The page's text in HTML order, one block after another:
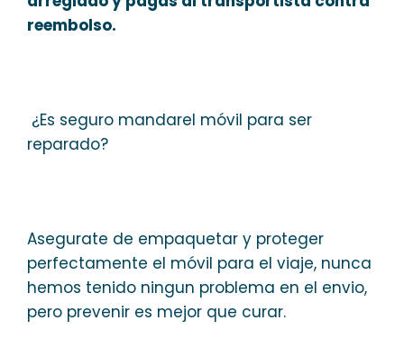
reembolso.
¿Es seguro mandarel móvil para ser
reparado?
Asegurate de empaquetar y proteger
perfectamente el móvil para el viaje, nunca
hemos tenido ningun problema en el envio,
pero prevenir es mejor que curar.